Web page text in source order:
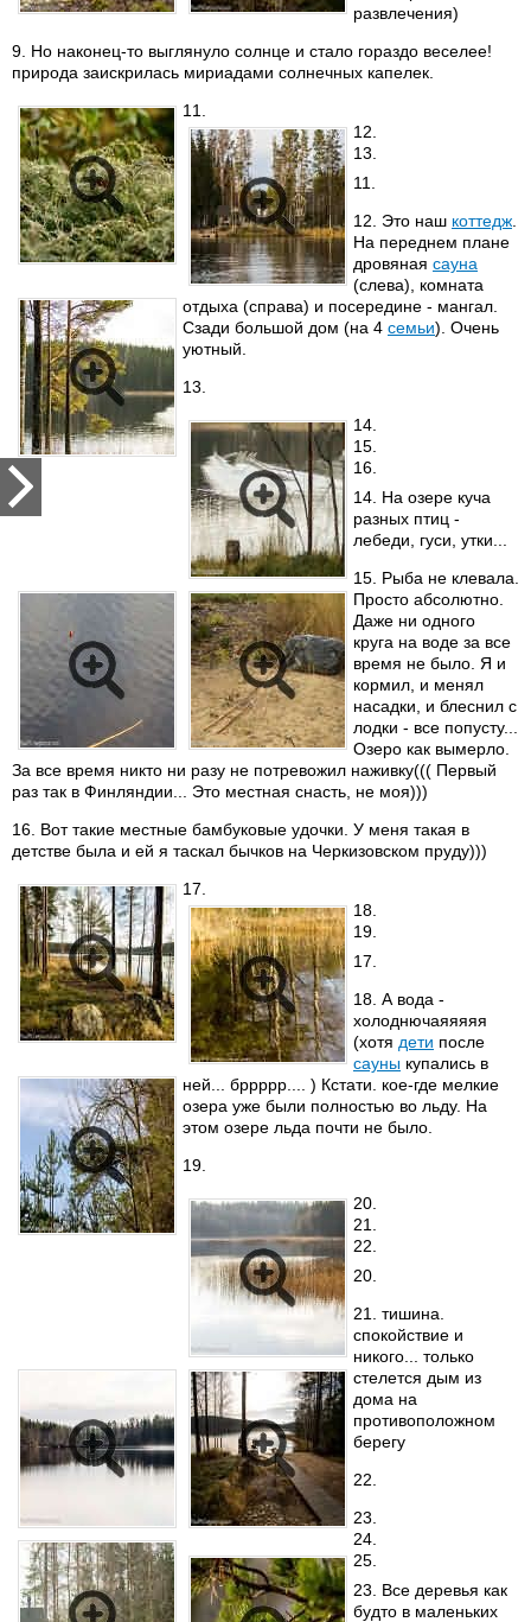
развлечения)
9. Но наконец-то выглянуло солнце и стало гораздо веселее!
природа заискрилась мириадами солнечных капелек.
11.
12.
13.
11.
12. Это наш коттедж
На переднем плане
дровяная сауна
(слева), комната
отдыха (справа) и посередине - мангал.
Сзади большой дом (на 4 семьи). Очень
уютный.
13.
14.
15.
16.
14. На озере куча
разных птиц -
лебеди, гуси, утки...
15. Рыба не клевала.
Просто абсолютно.
Даже ни одного
круга на воде за все
время не было. Я и
кормил, и менял
насадки, и блеснил с
лодки - все попусту...
Озеро как вымерло.
За все время никто ни разу не потревожил наживку((( Первый
раз так в Финляндии... Это местная снасть, не моя)))
16. Вот такие местные бамбуковые удочки. У меня такая в
детстве была и ей я таскал бычков на Черкизовском пруду)))
17.
18.
19.
17.
18. А вода -
холоднючаяяяяя
(хотя дети после
сауны купались в
ней... бррррр.... ) Кстати. кое-где мелкие
озера уже были полностью во льду. На
этом озере льда почти не было.
19.
20.
21.
22.
20.
21. тишина.
спокойствие и
никого... только
стелется дым из
дома на
противоположном
берегу
22.
23.
24.
25.
23. Все деревья как
будто в маленьких